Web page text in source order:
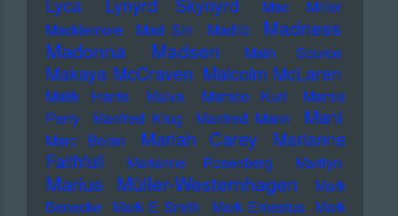
Lyca Lynyrd Skynyrd
Mac Miller
Macklemore
Mad Sin Madlib
Madness
Madonna
Madsen Main Source
Makaya McCraven Malcolm McLaren
Malik Harris Malva Mambo Kurt
Mamie
Perry
Manfred Krug Manfred Mann Mani
Marc Bolan Mariah Carey
Marianne
Faithfull
Marianne Rosenberg Marilyn
Marius Müller-Westernhagen
Mark
Benecke Mark E Smith Mark Ernestus Mark